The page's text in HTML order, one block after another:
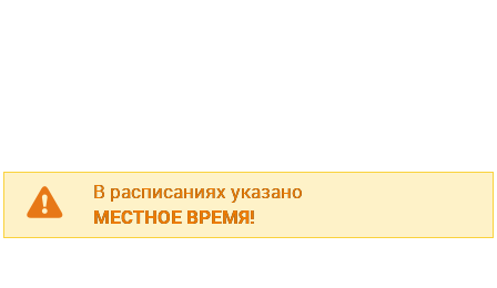
В расписаниях указано
МЕСТНОЕ ВРЕМЯ!